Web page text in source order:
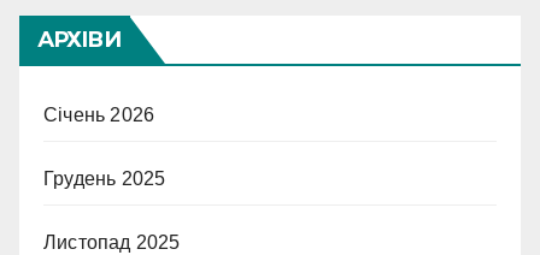
АРХІВИ
Січень 2026
Грудень 2025
Листопад 2025